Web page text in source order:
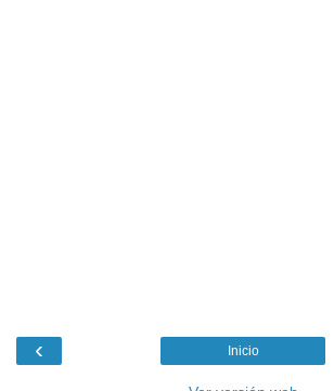
‹ Inicio